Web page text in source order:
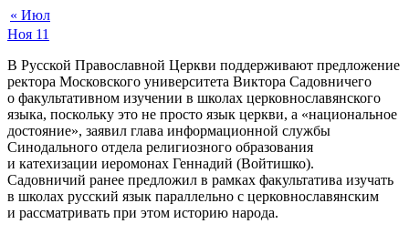
« Июл
Ноя 11
В Русской Православной Церкви поддерживают предложение
ректора Московского университета Виктора Садовничего
о факультативном изучении в школах церковнославянского
языка, поскольку это не просто язык церкви, а «национальное
достояние», заявил глава информационной службы
Синодального отдела религиозного образования
и катехизации иеромонах Геннадий (Войтишко).
Садовничий ранее предложил в рамках факультатива изучать
в школах русский язык параллельно с церковнославянским
и рассматривать при этом историю народа.